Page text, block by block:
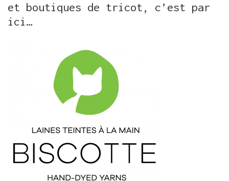
et boutiques de tricot, c’est par
ici…